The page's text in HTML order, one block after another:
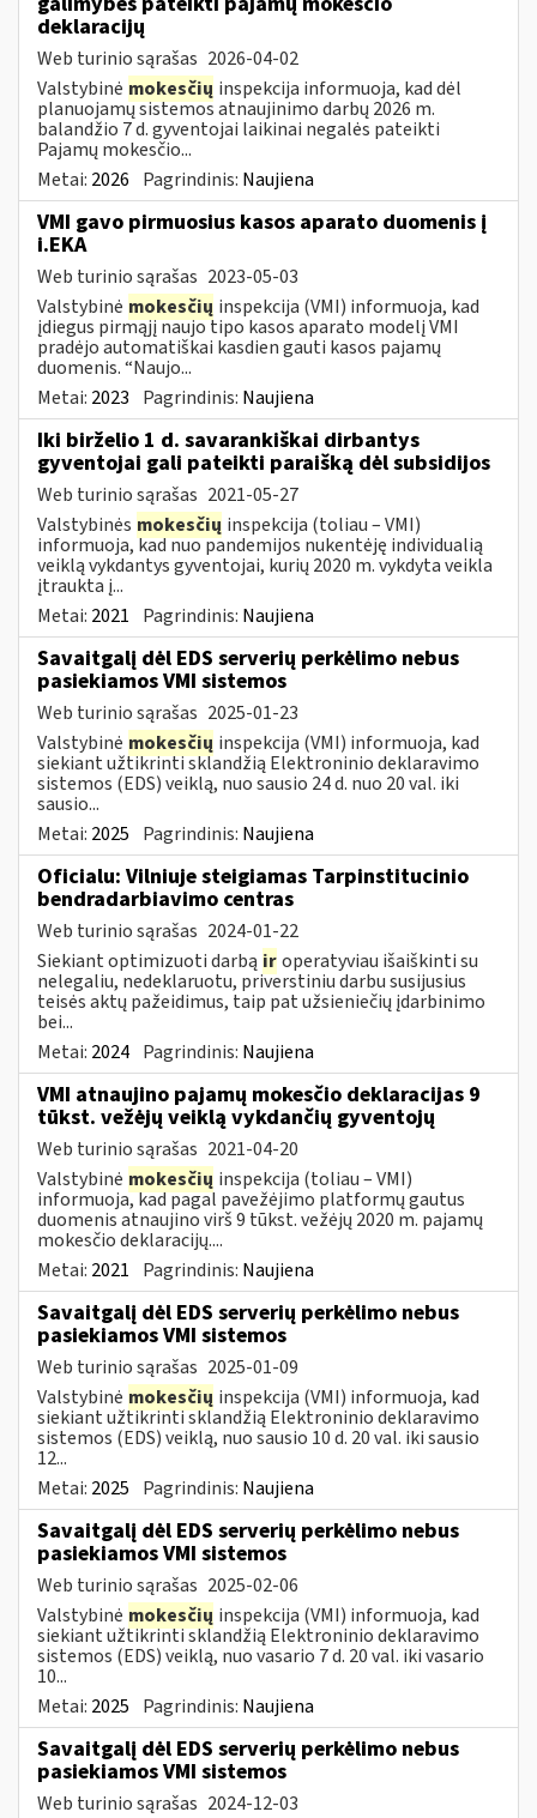
deklaracijų
Web turinio sąrašas 2026-04-02
Valstybinė mokesčių inspekcija informuoja, kad dėl
planuojamų sistemos atnaujinimo darbų 2026 m.
balandžio 7 d. gyventojai laikinai negalės pateikti
Pajamų mokesčio...
Metai: 2026 Pagrindinis: Naujiena
VMI gavo pirmuosius kasos aparato duomenis į
i.EKA
Web turinio sąrašas 2023-05-03
Valstybinė mokesčių inspekcija (VMI) informuoja, kad
įdiegus pirmąjį naujo tipo kasos aparato modelį VMI
pradėjo automatiškai kasdien gauti kasos pajamų
duomenis. “Naujo...
Metai: 2023 Pagrindinis: Naujiena
Iki birželio 1 d. savarankiškai dirbantys
gyventojai gali pateikti paraišką dėl subsidijos
Web turinio sąrašas 2021-05-27
Valstybinės mokesčių inspekcija (toliau – VMI)
informuoja, kad nuo pandemijos nukentėję individualią
veiklą vykdantys gyventojai, kurių 2020 m. vykdyta veikla
įtraukta į...
Metai: 2021 Pagrindinis: Naujiena
Savaitgalį dėl EDS serverių perkėlimo nebus
pasiekiamos VMI sistemos
Web turinio sąrašas 2025-01-23
Valstybinė mokesčių inspekcija (VMI) informuoja, kad
siekiant užtikrinti sklandžią Elektroninio deklaravimo
sistemos (EDS) veiklą, nuo sausio 24 d. nuo 20 val. iki
sausio...
Metai: 2025 Pagrindinis: Naujiena
Oficialu: Vilniuje steigiamas Tarpinstitucinio
bendradarbiavimo centras
Web turinio sąrašas 2024-01-22
Siekiant optimizuoti darbą iroperatyviau išaiškinti su
nelegaliu, nedeklaruotu, priverstiniu darbu susijusius
teisės aktų pažeidimus, taip pat užsieniečių įdarbinimo
bei...
Metai: 2024 Pagrindinis: Naujiena
VMI atnaujino pajamų mokesčio deklaracijas 9
tūkst. vežėjų veiklą vykdančių gyventojų
Web turinio sąrašas 2021-04-20
Valstybinė mokesčių inspekcija (toliau – VMI)
informuoja, kad pagal pavežėjimo platformų gautus
duomenis atnaujino virš 9 tūkst. vežėjų 2020 m. pajamų
mokesčio deklaracijų....
Metai: 2021 Pagrindinis: Naujiena
Savaitgalį dėl EDS serverių perkėlimo nebus
pasiekiamos VMI sistemos
Web turinio sąrašas 2025-01-09
Valstybinė mokesčių inspekcija (VMI) informuoja, kad
siekiant užtikrinti sklandžią Elektroninio deklaravimo
sistemos (EDS) veiklą, nuo sausio 10 d. 20 val. iki sausio
12...
Metai: 2025 Pagrindinis: Naujiena
Savaitgalį dėl EDS serverių perkėlimo nebus
pasiekiamos VMI sistemos
Web turinio sąrašas 2025-02-06
Valstybinė mokesčių inspekcija (VMI) informuoja, kad
siekiant užtikrinti sklandžią Elektroninio deklaravimo
sistemos (EDS) veiklą, nuo vasario 7 d. 20 val. iki vasario
10...
Metai: 2025 Pagrindinis: Naujiena
Savaitgalį dėl EDS serverių perkėlimo nebus
pasiekiamos VMI sistemos
Web turinio sąrašas 2024-12-03